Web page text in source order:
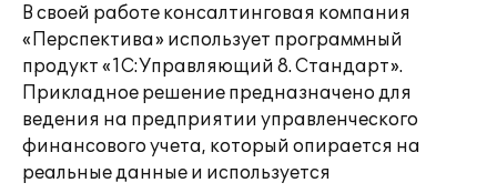
В своей работе консалтинговая компания
«Перспектива» использует программный
продукт «1С:Управляющий 8. Стандарт».
Прикладное решение предназначено для
ведения на предприятии управленческого
финансового учета, который опирается на
реальные данные и используется